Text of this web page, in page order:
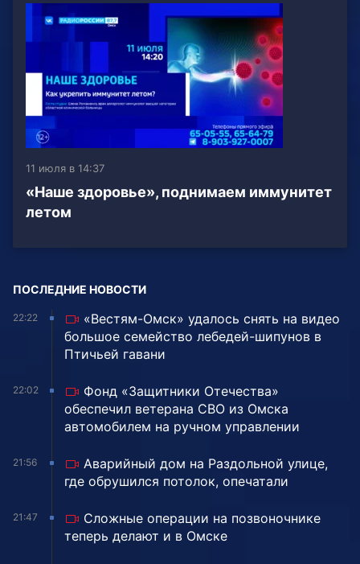
11 июля в 14:37
«Наше здоровье», поднимаем иммунитет
летом
ПОСЛЕДНИЕ НОВОСТИ
22:22
«Вестям-Омск» удалось снять на видео
большое семейство лебедей-шипунов в
Птичьей гавани
22:02
Фонд «Защитники Отечества»
обеспечил ветерана СВО из Омска
автомобилем на ручном управлении
21:56
Аварийный дом на Раздольной улице,
где обрушился потолок, опечатали
21:47
Сложные операции на позвоночнике
теперь делают и в Омске